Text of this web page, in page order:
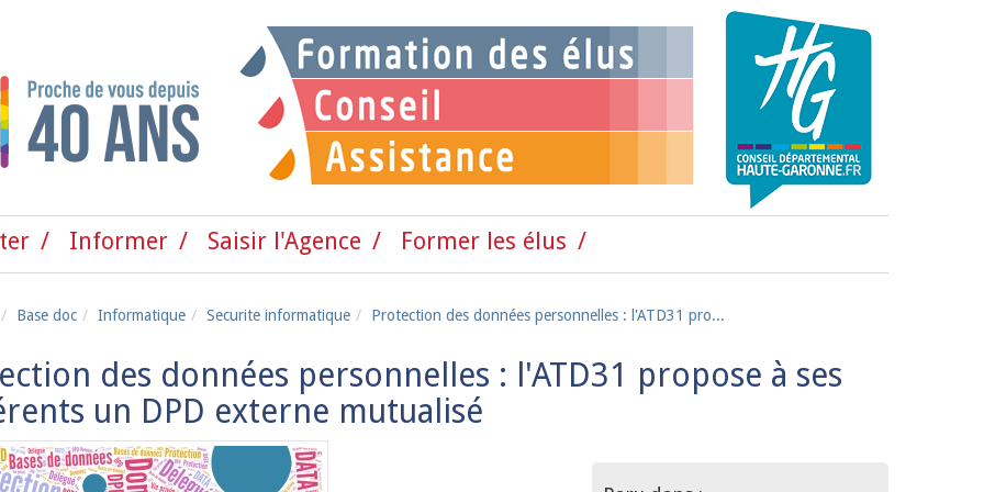
Informer Saisir l'Agence Former les élus
Base doc Informatique Securite informatique Protection des données personnelles : l'ATD31 pro...
des données personnelles : l'ATD31 propose à ses
un DPD externe mutualisé